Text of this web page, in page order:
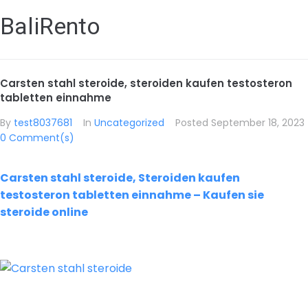
BaliRento
Carsten stahl steroide, steroiden kaufen testosteron
tabletten einnahme
By test8037681 In Uncategorized Posted September 18, 2023
0 Comment(s)
Carsten stahl steroide, Steroiden kaufen
testosteron tabletten einnahme – Kaufen sie
steroide online